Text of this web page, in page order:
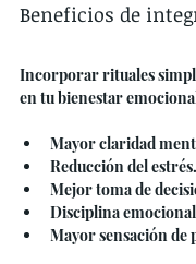
Beneficios de
Incorporar rituales
en tu bienestar
Mayor claridad
Reducción del estrés.
Mejor toma de
Disciplina
Mayor sensación de